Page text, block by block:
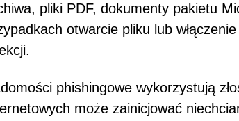
pliki PDF, dokumenty pakietu
otwarcie pliku lub
phishingowe wykorzystują
może zainicjować